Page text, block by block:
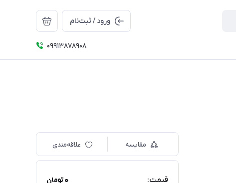
ورود / ثبت‌نام
09913878908
مقایسه علاقه‌مندی
قیمت: 0تومان